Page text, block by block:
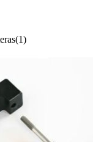
(1)